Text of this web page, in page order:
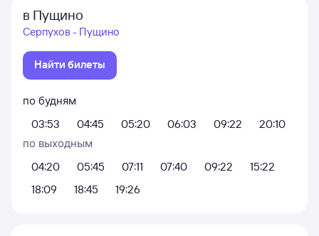
в Пущино
Серпухов - Пущино
Найти билеты
по будням
03:53
04:45 05:20 06:03 09:22
20:10
по выходным
04:20
05:45 07:11 07:40 09:22
15:22
18:09
18:45 19:26